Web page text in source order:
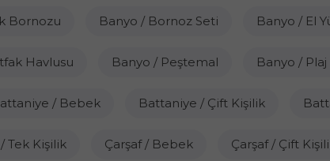
Bornozu Banyo / Bornoz Seti Banyo / El
Havlusu Banyo / Peştemal Banyo /
/ Bebek Battaniye / Çift Kişilik
Tek Kişilik Çarşaf / Bebek Çarşaf / Çift